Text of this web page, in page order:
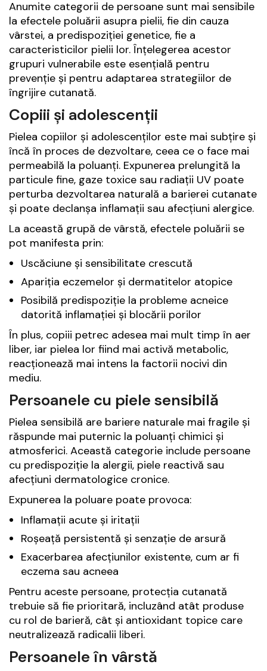
Anumite categorii de persoane sunt mai sensibile
la efectele poluării asupra pielii, fie din cauza
vârstei, a predispoziției genetice, fie a
caracteristicilor pielii lor. Înțelegerea acestor
grupuri vulnerabile este esențială pentru
prevenție și pentru adaptarea strategiilor de
îngrijire cutanată.
Copiii și adolescenții
Pielea copiilor și adolescenților este mai subțire și
încă în proces de dezvoltare, ceea ce o face mai
permeabilă la poluanți. Expunerea prelungită la
particule fine, gaze toxice sau radiații UV poate
perturba dezvoltarea naturală a barierei cutanate
și poate declanșa inflamații sau afecțiuni alergice.
La această grupă de vârstă, efectele poluării se
pot manifesta prin:
Uscăciune și sensibilitate crescută
Apariția eczemelor și dermatitelor atopice
Posibilă predispoziție la probleme acneice
datorită inflamației și blocării porilor
În plus, copiii petrec adesea mai mult timp în aer
liber, iar pielea lor fiind mai activă metabolic,
reacționează mai intens la factorii nocivi din
mediu.
Persoanele cu piele sensibilă
Pielea sensibilă are bariere naturale mai fragile și
răspunde mai puternic la poluanți chimici și
atmosferici. Această categorie include persoane
cu predispoziție la alergii, piele reactivă sau
afecțiuni dermatologice cronice.
Expunerea la poluare poate provoca:
Inflamații acute și iritații
Roșeață persistentă și senzație de arsură
Exacerbarea afecțiunilor existente, cum ar fi
eczema sau acneea
Pentru aceste persoane, protecția cutanată
trebuie să fie prioritară, incluzând atât produse
cu rol de barieră, cât și antioxidant topice care
neutralizează radicalii liberi.
Persoanele în vârstă